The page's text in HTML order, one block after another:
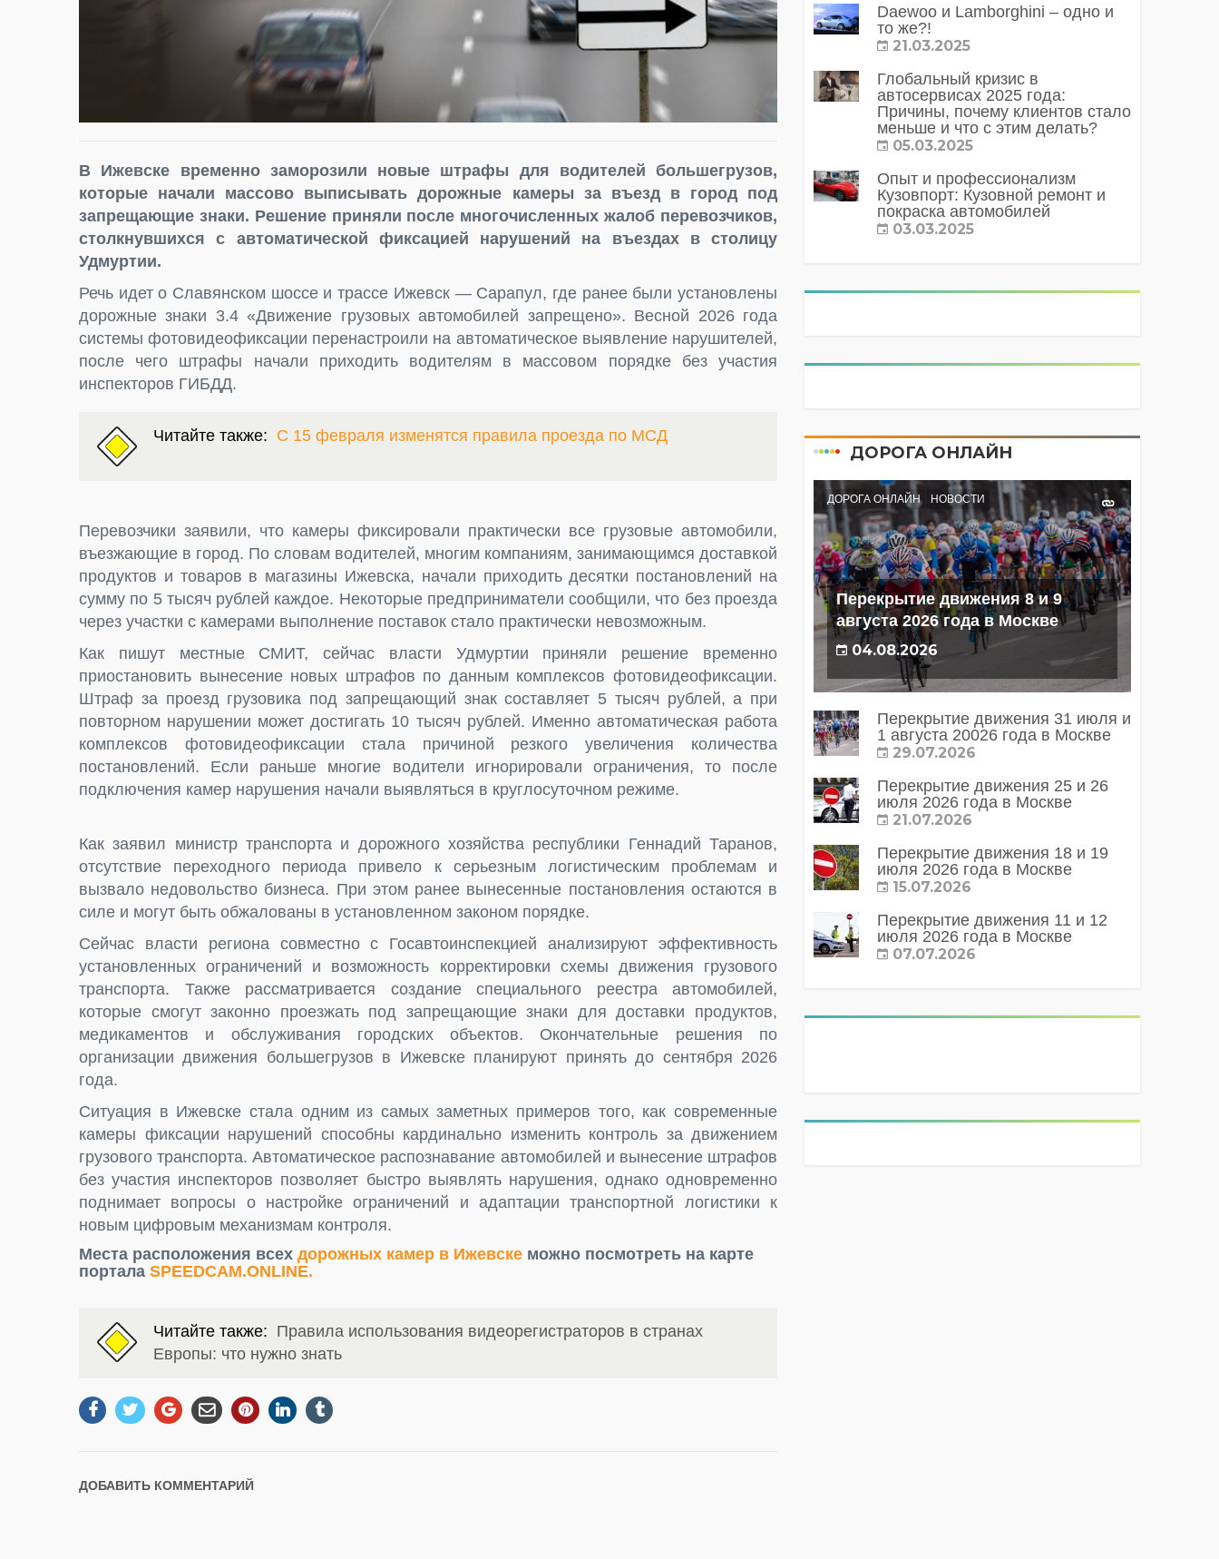
В Ижевске временно заморозили новые штрафы для водителей большегрузов,
которые начали массово выписывать дорожные камеры за въезд в город под
запрещающие знаки. Решение приняли после многочисленных жалоб перевозчиков,
столкнувшихся с автоматической фиксацией нарушений на въездах в столицу
Удмуртии.
Речь идет о Славянском шоссе и трассе Ижевск — Сарапул, где ранее были установлены
дорожные знаки 3.4 «Движение грузовых автомобилей запрещено». Весной 2026 года
системы фотовидеофиксации перенастроили на автоматическое выявление нарушителей,
после чего штрафы начали приходить водителям в массовом порядке без участия
инспекторов ГИБДД.
Читайте также: С 15 февраля изменятся правила проезда по МСД
Перевозчики заявили, что камеры фиксировали практически все грузовые автомобили,
въезжающие в город. По словам водителей, многим компаниям, занимающимся доставкой
продуктов и товаров в магазины Ижевска, начали приходить десятки постановлений на
сумму по 5 тысяч рублей каждое. Некоторые предприниматели сообщили, что без проезда
через участки с камерами выполнение поставок стало практически невозможным.
Как пишут местные СМИТ, сейчас власти Удмуртии приняли решение временно
приостановить вынесение новых штрафов по данным комплексов фотовидеофиксации.
Штраф за проезд грузовика под запрещающий знак составляет 5 тысяч рублей, а при
повторном нарушении может достигать 10 тысяч рублей. Именно автоматическая работа
комплексов фотовидеофиксации стала причиной резкого увеличения количества
постановлений. Если раньше многие водители игнорировали ограничения, то после
подключения камер нарушения начали выявляться в круглосуточном режиме.
Как заявил министр транспорта и дорожного хозяйства республики Геннадий Таранов,
отсутствие переходного периода привело к серьезным логистическим проблемам и
вызвало недовольство бизнеса. При этом ранее вынесенные постановления остаются в
силе и могут быть обжалованы в установленном законом порядке.
Сейчас власти региона совместно с Госавтоинспекцией анализируют эффективность
установленных ограничений и возможность корректировки схемы движения грузового
транспорта. Также рассматривается создание специального реестра автомобилей,
которые смогут законно проезжать под запрещающие знаки для доставки продуктов,
медикаментов и обслуживания городских объектов. Окончательные решения по
организации движения большегрузов в Ижевске планируют принять до сентября 2026
года.
Ситуация в Ижевске стала одним из самых заметных примеров того, как современные
камеры фиксации нарушений способны кардинально изменить контроль за движением
грузового транспорта. Автоматическое распознавание автомобилей и вынесение штрафов
без участия инспекторов позволяет быстро выявлять нарушения, однако одновременно
поднимает вопросы о настройке ограничений и адаптации транспортной логистики к
новым цифровым механизмам контроля.
Места расположения всех дорожных камер в Ижевске можно посмотреть на карте
портала SPEEDCAM.ONLINE.
Читайте также: Правила использования видеорегистраторов в странах
Европы: что нужно знать
ДОБАВИТЬ КОММЕНТАРИЙ
Daewoo и Lamborghini – одно и
то же?!
21.03.2025
Глобальный кризис в
автосервисах 2025 года:
Причины, почему клиентов стало
меньше и что с этим делать?
05.03.2025
Опыт и профессионализм
Кузовпорт: Кузовной ремонт и
покраска автомобилей
03.03.2025
ДОРОГА ОНЛАЙН
ДОРОГА ОНЛАЙН НОВОСТИ
Перекрытие движения 8 и 9
августа 2026 года в Москве
04.08.2026
Перекрытие движения 31 июля и
1 августа 20026 года в Москве
29.07.2026
Перекрытие движения 25 и 26
июля 2026 года в Москве
21.07.2026
Перекрытие движения 18 и 19
июля 2026 года в Москве
15.07.2026
Перекрытие движения 11 и 12
июля 2026 года в Москве
07.07.2026